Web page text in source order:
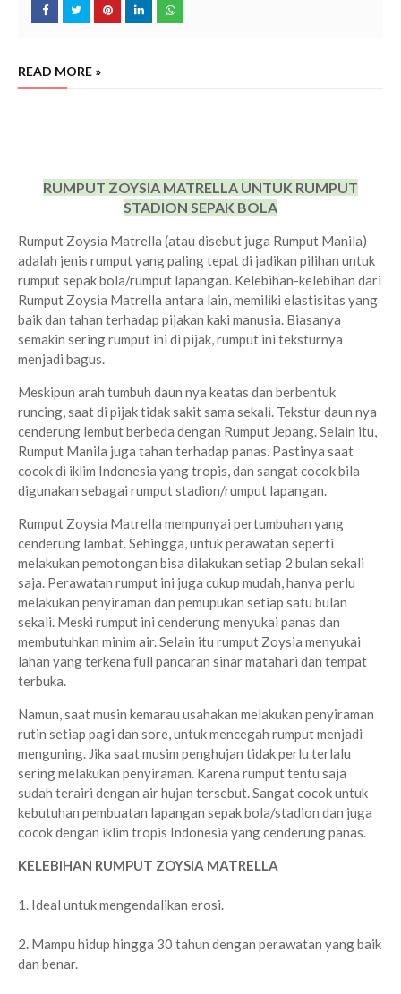
READ MORE »
RUMPUT ZOYSIA MATRELLA UNTUK RUMPUT
STADION SEPAK BOLA
Rumput Zoysia Matrella (atau disebut juga Rumput Manila)
adalah jenis rumput yang paling tepat di jadikan pilihan untuk
rumput sepak bola/rumput lapangan. Kelebihan-kelebihan dari
Rumput Zoysia Matrella antara lain, memiliki elastisitas yang
baik dan tahan terhadap pijakan kaki manusia. Biasanya
semakin sering rumput ini di pijak, rumput ini teksturnya
menjadi bagus.
Meskipun arah tumbuh daun nya keatas dan berbentuk
runcing, saat di pijak tidak sakit sama sekali. Tekstur daun nya
cenderung lembut berbeda dengan Rumput Jepang. Selain itu,
Rumput Manila juga tahan terhadap panas. Pastinya saat
cocok di iklim Indonesia yang tropis, dan sangat cocok bila
digunakan sebagai rumput stadion/rumput lapangan.
Rumput Zoysia Matrella mempunyai pertumbuhan yang
cenderung lambat. Sehingga, untuk perawatan seperti
melakukan pemotongan bisa dilakukan setiap 2 bulan sekali
saja. Perawatan rumput ini juga cukup mudah, hanya perlu
melakukan penyiraman dan pemupukan setiap satu bulan
sekali. Meski rumput ini cenderung menyukai panas dan
membutuhkan minim air. Selain itu rumput Zoysia menyukai
lahan yang terkena full pancaran sinar matahari dan tempat
terbuka.
Namun, saat musin kemarau usahakan melakukan penyiraman
rutin setiap pagi dan sore, untuk mencegah rumput menjadi
menguning. Jika saat musim penghujan tidak perlu terlalu
sering melakukan penyiraman. Karena rumput tentu saja
sudah terairi dengan air hujan tersebut. Sangat cocok untuk
kebutuhan pembuatan lapangan sepak bola/stadion dan juga
cocok dengan iklim tropis Indonesia yang cenderung panas.
KELEBIHAN RUMPUT ZOYSIA MATRELLA
1. Ideal untuk mengendalikan erosi.
2. Mampu hidup hingga 30 tahun dengan perawatan yang baik
dan benar.